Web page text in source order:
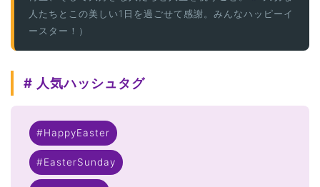
人たちとこの美しい1日を過ごせて感謝。みんなハッピーイ
ースター！）
# 人気ハッシュタグ
#HappyEaster
#EasterSunday